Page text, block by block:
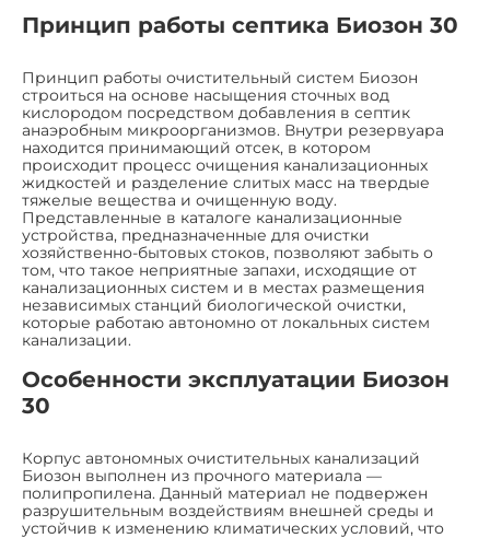
Принцип работы септика Биозон 30
Принцип работы очистительный систем Биозон
строиться на основе насыщения сточных вод
кислородом посредством добавления в септик
анаэробным микроорганизмов. Внутри резервуара
находится принимающий отсек, в котором
происходит процесс очищения канализационных
жидкостей и разделение слитых масс на твердые
тяжелые вещества и очищенную воду.
Представленные в каталоге канализационные
устройства, предназначенные для очистки
хозяйственно-бытовых стоков, позволяют забыть о
том, что такое неприятные запахи, исходящие от
канализационных систем и в местах размещения
независимых станций биологической очистки,
которые работаю автономно от локальных систем
канализации.
Особенности эксплуатации Биозон
30
Корпус автономных очистительных канализаций
Биозон выполнен из прочного материала —
полипропилена. Данный материал не подвержен
разрушительным воздействиям внешней среды и
устойчив к изменению климатических условий, что